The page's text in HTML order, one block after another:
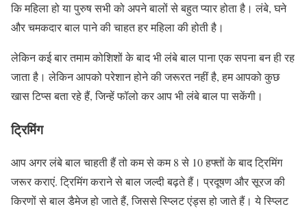
कि महिला हो या पुरुष सभी को अपने बालों से बहुत प्यार होता है। लंबे, घने
और चमकदार बाल पाने की चाहत हर महिला की होती है।
लेकिन कई बार तमाम कोशिशों के बाद भी लंबे बाल पाना एक सपना बन ही रह
जाता है। लेकिन आपको परेशान होने की जरूरत नहीं है, हम आपको कुछ
खास टिप्स बता रहे हैं, जिन्हें फॉलो कर आप भी लंबे बाल पा सकेंगी।
ट्रिमिंग
आप अगर लंबे बाल चाहती हैं तो कम से कम 8 से 10 हफ्तों के बाद ट्रिमिंग
जरूर कराएं. ट्रिमिंग कराने से बाल जल्दी बढ़ते हैं। प्रदूषण और सूरज की
किरणों से बाल डैमेज हो जाते हैं, जिससे स्प्लिट एंड्स हो जाते हैं। ये स्प्लिट